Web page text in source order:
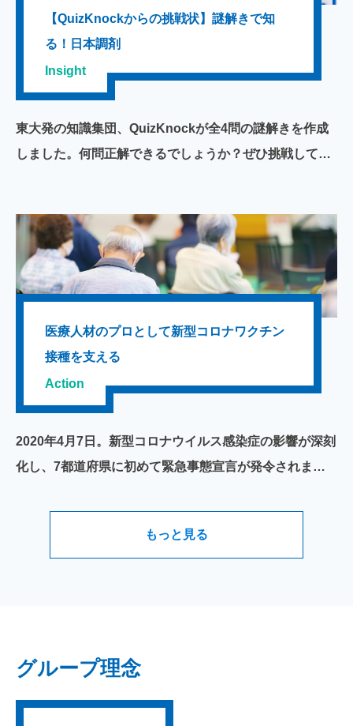
「内航船」をご存じでしょうか。オンラインの普及によ
り、私たちの就業環境や生活は大きく変容しましたが、
その内航船員を取り巻く環境も、今変わろうとしていま
す。今回は、私たちの生活を支える内航船員と日本調剤
グループとのコラボレーション事例をご紹介いたしま
【QuizKnockからの挑戦状】謎解きで知
る！日本調剤
Insight
東大発の知識集団、QuizKnockが全4問の謎解きを作成
しました。何問正解できるでしょうか？ぜひ挑戦してみ
る、エンタメと知を融合させたメディア。「楽しいから
始まる学び」をコンセプトに、何かを「知る」きっかけ
となるような記事や動画を毎日発信中。YouTubeチャン
ネル登録者数は200万人を突破。（2023年3月時点）
医療人材のプロとして新型コロナワクチン
接種を支える
Action
2020年4月7日。新型コロナウイルス感染症の影響が深刻
化し、7都道府県に初めて緊急事態宣言が発令されまし
保、行動制限や相次ぐ変異株への対応。中でも注目を浴
もっと見る
グループ理念